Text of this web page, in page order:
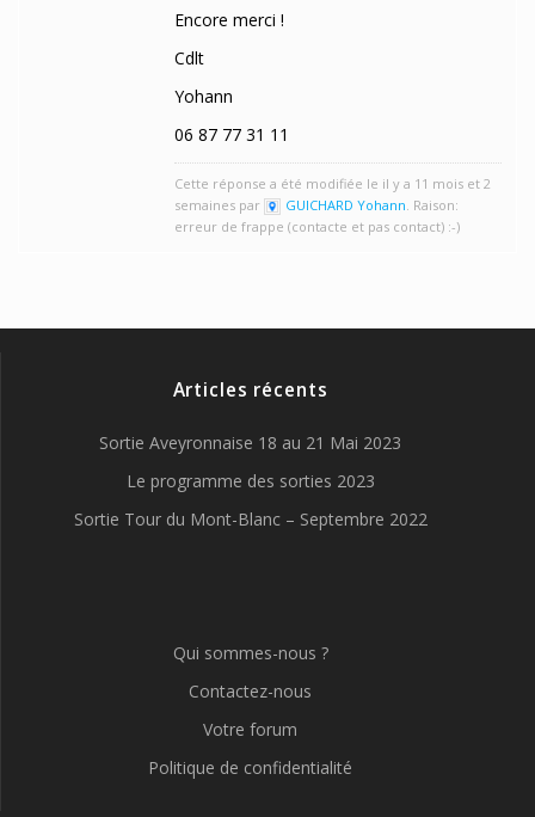
Encore merci !
Cdlt
Yohann
06 87 77 31 11
Cette réponse a été modifiée le il y a 11 mois et 2
semaines par
GUICHARD Yohann. Raison:
erreur de frappe (contacte et pas contact) :-)
Articles récents
Sortie Aveyronnaise 18 au 21 Mai 2023
Le programme des sorties 2023
Sortie Tour du Mont-Blanc – Septembre 2022
Qui sommes-nous ?
Contactez-nous
Votre forum
Politique de confidentialité